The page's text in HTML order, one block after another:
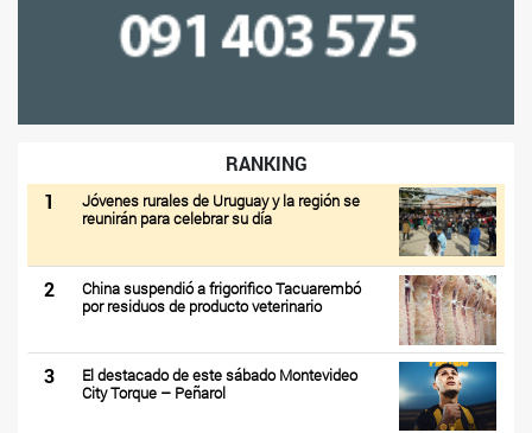
RANKING
1
Jóvenes rurales de Uruguay y la región se
reunirán para celebrar su día
2
China suspendió a frigorifico Tacuarembó
por residuos de producto veterinario
3
El destacado de este sábado Montevideo
City Torque – Peñarol